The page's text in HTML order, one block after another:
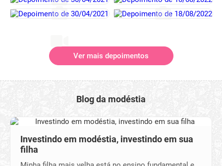
Ver mais depoimentos
Blog da modéstia
Investindo em modéstia, investindo em sua
filha